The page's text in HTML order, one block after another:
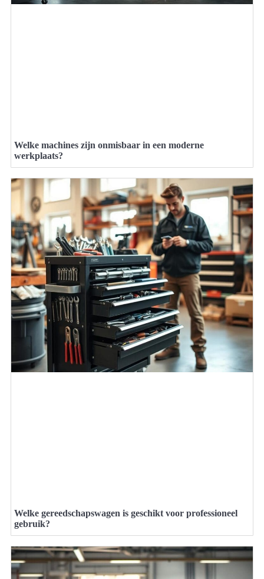
Welke machines zijn onmisbaar in een moderne
werkplaats?
Welke gereedschapswagen is geschikt voor professioneel
gebruik?